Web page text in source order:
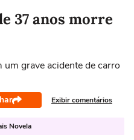
37 anos morre
grave acidente de carro
Exibir comentários
Novela